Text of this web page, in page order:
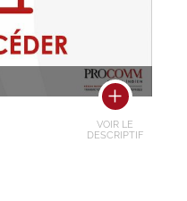
VOIR LE
DESCRIPTIF